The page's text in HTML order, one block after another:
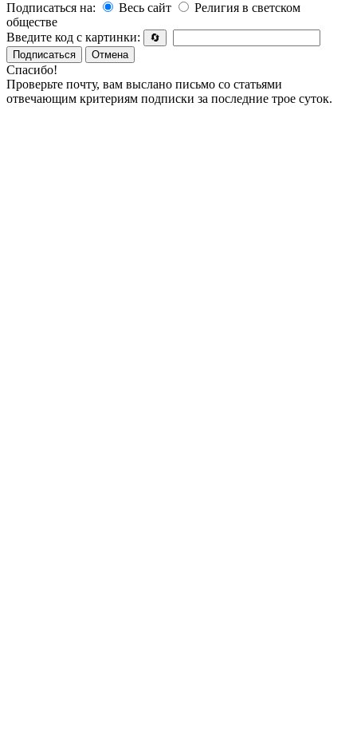
Подписаться на:
Весь сайт
Религия в светском
обществе
Введите код с картинки:
🔄
Подписаться
Отмена
Спасибо!
Проверьте почту, вам выслано письмо со статьями
отвечающим критериям подписки за последние трое суток.